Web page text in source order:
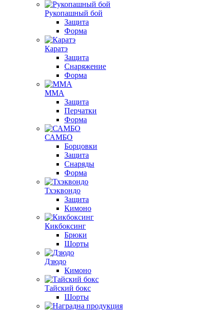
Рукопашный бой
Защита
Форма
Каратэ
Защита
Снаряжение
Форма
ММА
Защита
Перчатки
Форма
САМБО
Борцовки
Защита
Снаряды
Форма
Тхэквондо
Защита
Кимоно
Кикбоксинг
Брюки
Шорты
Дзюдо
Кимоно
Тайский бокс
Шорты